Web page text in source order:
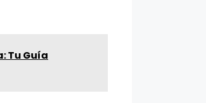
Tu Guía